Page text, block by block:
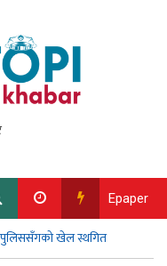
Epaper
पुलिससँगको खेल स्थगित